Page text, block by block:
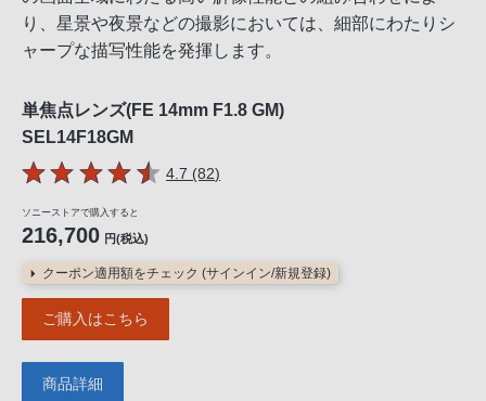
り、星景や夜景などの撮影においては、細部にわたりシ
ャープな描写性能を発揮します。
単焦点レンズ(FE 14mm F1.8 GM)
SEL14F18GM
5つの星のうち
4.7 (82件のレビュー
)
ソニーストアで購入すると
216,700 円(税込)
クーポン適用額をチェック (サインイン/新規登録)
ご購入はこちら
商品詳細